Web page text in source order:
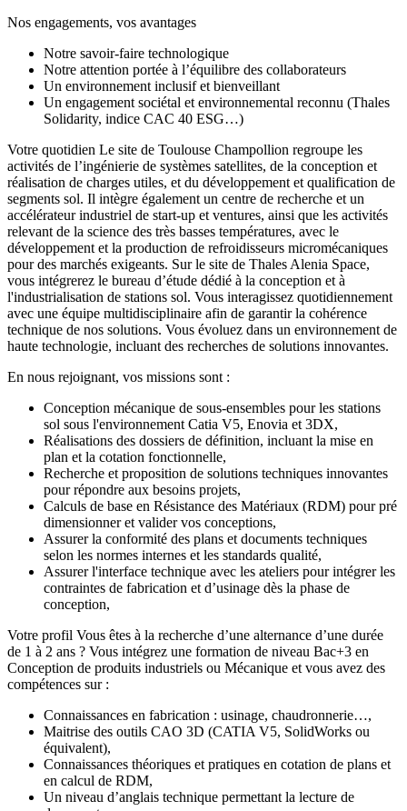
Nos engagements, vos avantages
Notre savoir-faire technologique
Notre attention portée à l’équilibre des collaborateurs
Un environnement inclusif et bienveillant
Un engagement sociétal et environnemental reconnu (Thales
Solidarity, indice CAC 40 ESG…)
Votre quotidien Le site de Toulouse Champollion regroupe les
activités de l’ingénierie de systèmes satellites, de la conception et
réalisation de charges utiles, et du développement et qualification de
segments sol. Il intègre également un centre de recherche et un
accélérateur industriel de start-up et ventures, ainsi que les activités
relevant de la science des très basses températures, avec le
développement et la production de refroidisseurs micromécaniques
pour des marchés exigeants. Sur le site de Thales Alenia Space,
vous intégrerez le bureau d’étude dédié à la conception et à
l'industrialisation de stations sol. Vous interagissez quotidiennement
avec une équipe multidisciplinaire afin de garantir la cohérence
technique de nos solutions. Vous évoluez dans un environnement de
haute technologie, incluant des recherches de solutions innovantes.
En nous rejoignant, vos missions sont :
Conception mécanique de sous-ensembles pour les stations
sol sous l'environnement Catia V5, Enovia et 3DX,
Réalisations des dossiers de définition, incluant la mise en
plan et la cotation fonctionnelle,
Recherche et proposition de solutions techniques innovantes
pour répondre aux besoins projets,
Calculs de base en Résistance des Matériaux (RDM) pour pré
dimensionner et valider vos conceptions,
Assurer la conformité des plans et documents techniques
selon les normes internes et les standards qualité,
Assurer l'interface technique avec les ateliers pour intégrer les
contraintes de fabrication et d’usinage dès la phase de
conception,
Votre profil Vous êtes à la recherche d’une alternance d’une durée
de 1 à 2 ans ? Vous intégrez une formation de niveau Bac+3 en
Conception de produits industriels ou Mécanique et vous avez des
compétences sur :
Connaissances en fabrication : usinage, chaudronnerie…,
Maitrise des outils CAO 3D (CATIA V5, SolidWorks ou
équivalent),
Connaissances théoriques et pratiques en cotation de plans et
en calcul de RDM,
Un niveau d’anglais technique permettant la lecture de